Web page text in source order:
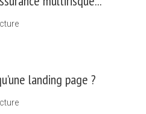
landing page ?